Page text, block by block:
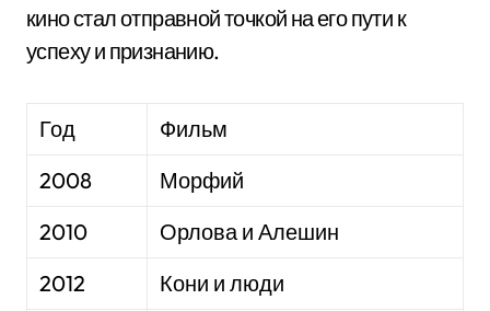
кино стал отправной точкой на его пути к
успеху и признанию.
Год
Фильм
2008
Морфий
2010
Орлова и Алешин
2012
Кони и люди